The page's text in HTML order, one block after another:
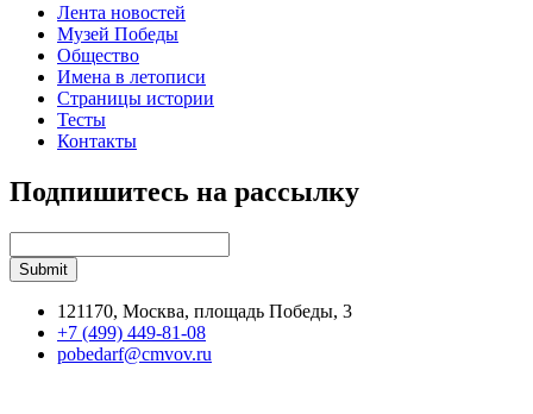
Лента новостей
Музей Победы
Общество
Имена в летописи
Страницы истории
Тесты
Контакты
Подпишитесь на рассылку
121170, Москва, площадь Победы, 3
+7 (499) 449-81-08
pobedarf@cmvov.ru